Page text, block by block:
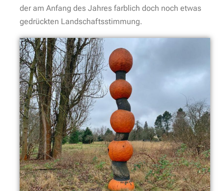
der am Anfang des Jahres farblich doch noch etwas
gedrückten Landschaftsstimmung.